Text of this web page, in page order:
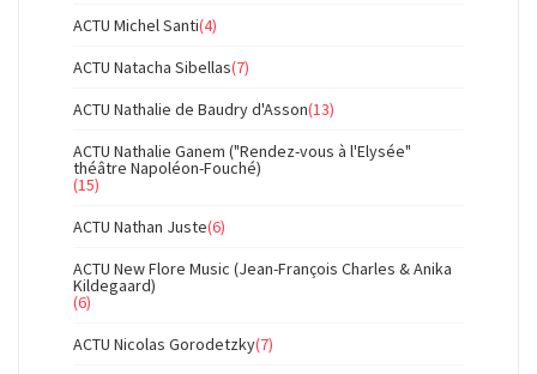
ACTU Michel Santi(4)
ACTU Natacha Sibellas(7)
ACTU Nathalie de Baudry d'Asson(13)
ACTU Nathalie Ganem ("Rendez-vous à l'Elysée"
théâtre Napoléon-Fouché)
(15)
ACTU Nathan Juste(6)
ACTU New Flore Music (Jean-François Charles & Anika
Kildegaard)
(6)
ACTU Nicolas Gorodetzky(7)